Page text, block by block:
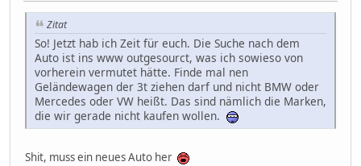
Zitat
So! Jetzt hab ich Zeit für euch. Die Suche nach dem
Auto ist ins www outgesourct, was ich sowieso von
vorherein vermutet hätte. Finde mal nen
Geländewagen der 3t ziehen darf und nicht BMW oder
Mercedes oder VW heißt. Das sind nämlich die Marken,
die wir gerade nicht kaufen wollen.
Shit, muss ein neues Auto her